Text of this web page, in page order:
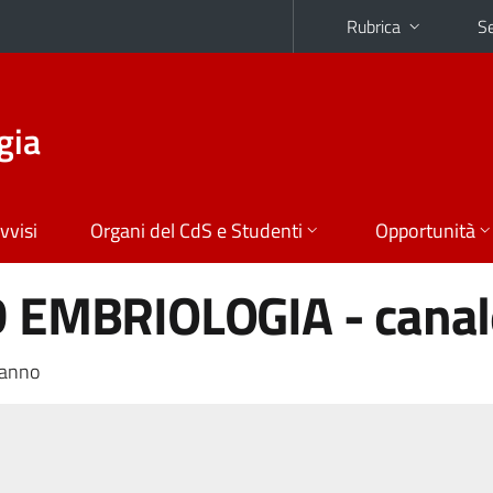
Rubrica
Organi del CdS e Studenti Opportunità
EMBRIOLOGIA -